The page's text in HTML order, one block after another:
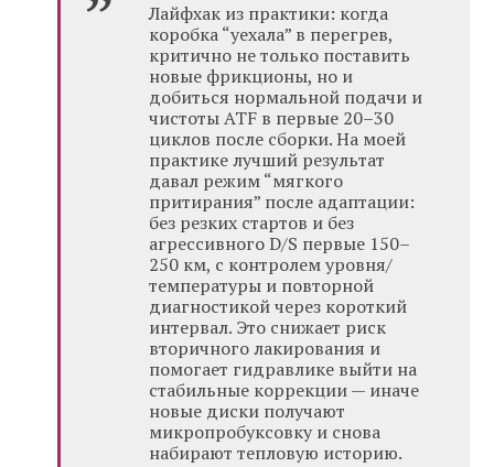
Лайфхак из практики: когда
коробка “уехала” в перегрев,
критично не только поставить
новые фрикционы, но и
добиться нормальной подачи и
чистоты ATF в первые 20–30
циклов после сборки. На моей
практике лучший результат
давал режим “мягкого
притирания” после адаптации:
без резких стартов и без
агрессивного D/S первые 150–
250 км, с контролем уровня/
температуры и повторной
диагностикой через короткий
интервал. Это снижает риск
вторичного лакирования и
помогает гидравлике выйти на
стабильные коррекции — иначе
новые диски получают
микропробуксовку и снова
набирают тепловую историю.